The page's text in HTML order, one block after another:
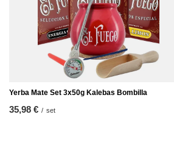
Yerba Mate Set 3x50g Kalebas Bombilla
35,98 € / set